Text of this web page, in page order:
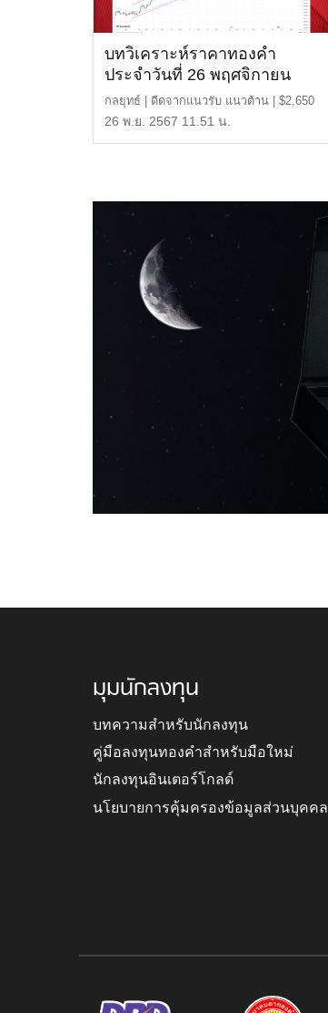
บทวิเคราะห์ราคาทองคำ
ประจำวันที่ 26 พฤศจิกายน
2567
กลยุทธ์ | ดีดจากแนวรับ แนวต้าน | $2,650
หรือ 43,400 […]
26 พ.ย. 2567 11.51 น.
มุมนักลงทุน
บทความสำหรับนักลงทุน
คู่มือลงทุนทองคำสำหรับมือใหม่
นักลงทุนอินเตอร์โกลด์
นโยบายการคุ้มครองข้อมูลส่วนบุคคล